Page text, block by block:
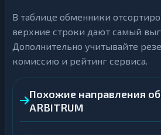
В таблице обменники
верхние строки дают самый
Дополнительно учитывайте
комиссию и рейтинг сервиса.
Похожие направления
ARBITRUM